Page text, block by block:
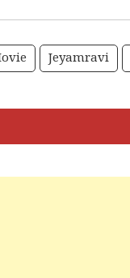
Jeyamravi